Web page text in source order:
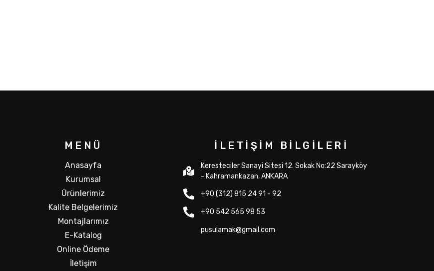
MENÜ
Anasayfa
Kurumsal
Ürünlerimiz
Kalite Belgelerimiz
Montajlarımız
E-Katalog
Online Ödeme
İletişim
İLETIŞIM BILGILERI
Keresteciler Sanayi Sitesi 12. Sokak No:22 Sarayköy
- Kahramankazan, ANKARA
+90 (312) 815 24 91 - 92
+90 542 565 98 53
pusulamak@gmail.com